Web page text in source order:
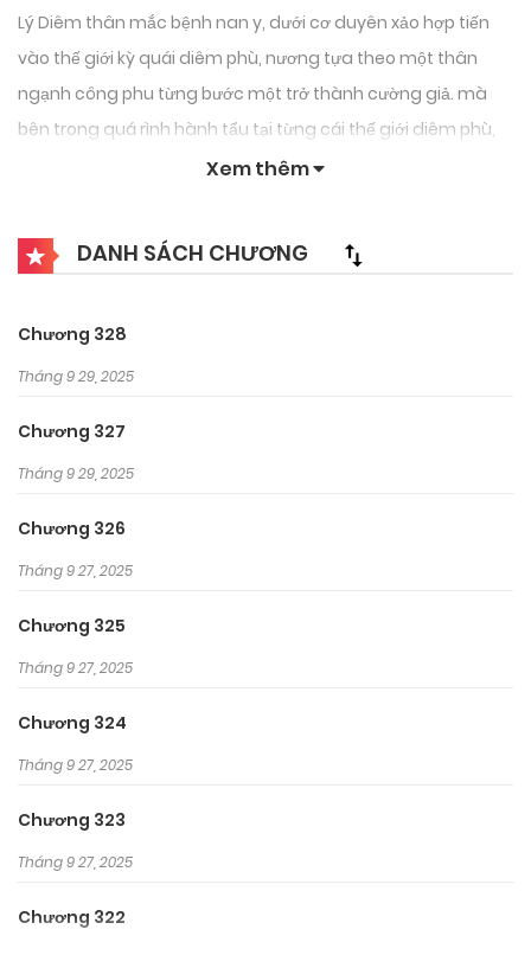
Lý Diêm thân mắc bệnh nan y, dưới cơ duyên xảo hợp tiến
vào thế giới kỳ quái diêm phù, nương tựa theo một thân
ngạnh công phu từng bước một trở thành cường giả. mà
bên trong quá rình hành tẩu tại từng cái thế giới diêm phù,
hắn cũng bắt đầu phát hiện bí mật chân chính của thế giới
Xem thêm
DANH SÁCH CHƯƠNG
Chương 328
Tháng 9 29, 2025
Chương 327
Tháng 9 29, 2025
Chương 326
Tháng 9 27, 2025
Chương 325
Tháng 9 27, 2025
Chương 324
Tháng 9 27, 2025
Chương 323
Tháng 9 27, 2025
Chương 322